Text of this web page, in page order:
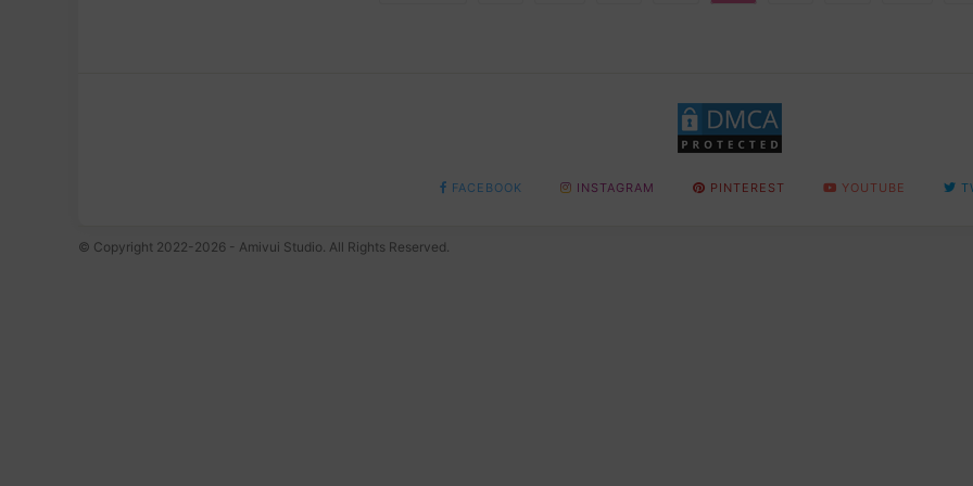
FACEBOOK INSTAGRAM PINTEREST YOUTUBE
© Copyright 2022-2026 - Amivui Studio. All Rights Reserved.